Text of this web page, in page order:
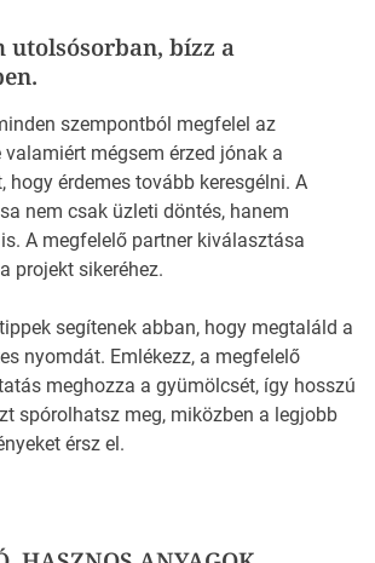
utolsósorban, bízz a
szempontból megfelel az
mégsem érzed jónak a
hogy érdemes tovább keresgélni. A
nem csak üzleti döntés, hanem
A megfelelő partner kiválasztása
projekt sikeréhez.
segítenek abban, hogy megtaláld a
nyomdát. Emlékezz, a megfelelő
meghozza a gyümölcsét, így hosszú
spórolhatsz meg, miközben a legjobb
érsz el.